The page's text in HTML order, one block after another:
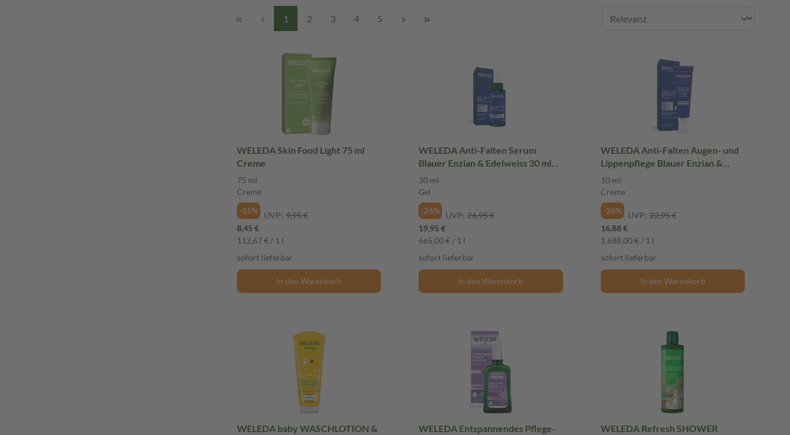
1 2 3 4 5
WELEDA Skin Food Light 75 ml
Creme
75 ml
Creme
-15%
UVP: 9,95 €
8,45 €
112,67 € / 1 l
sofort lieferbar
In den Warenkorb
WELEDA Anti-Falten Serum
Blauer Enzian & Edelweiss 30 ml
Gel
30 ml
Gel
-26%
UVP: 26,95 €
19,95 €
665,00 € / 1 l
sofort lieferbar
In den Warenkorb
WELEDA Anti-Falten Augen- und
Lippenpflege Blauer Enzian &
Edelweiss 10 ml Creme
10 ml
Creme
-26%
UVP: 22,95 €
16,88 €
1.688,00 € / 1 l
sofort lieferbar
In den Warenkorb
WELEDA baby WASCHLOTION &
WELEDA Entspannendes Pflege-
WELEDA Refresh SHOWER